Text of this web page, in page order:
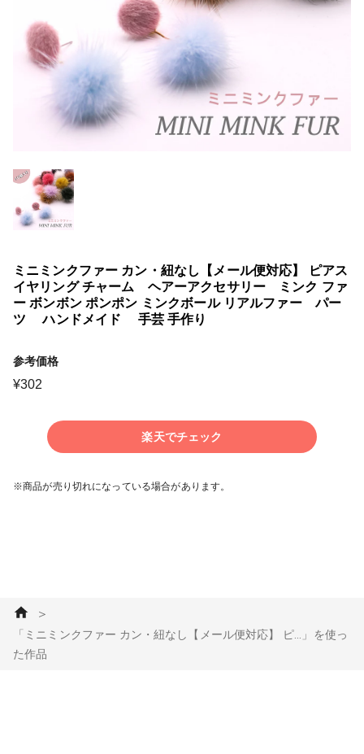
ミニミンクファー カン・紐なし【メール便対応】 ピアス
イヤリング チャーム ヘアーアクセサリー ミンク ファ
ー ボンボン ポンポン ミンクボール リアルファー パー
ツ ハンドメイド 手芸 手作り
参考価格
¥302
楽天でチェック
※商品が売り切れになっている場合があります。
＞
「ミニミンクファー カン・紐なし【メール便対応】 ピ...」を使っ
た作品